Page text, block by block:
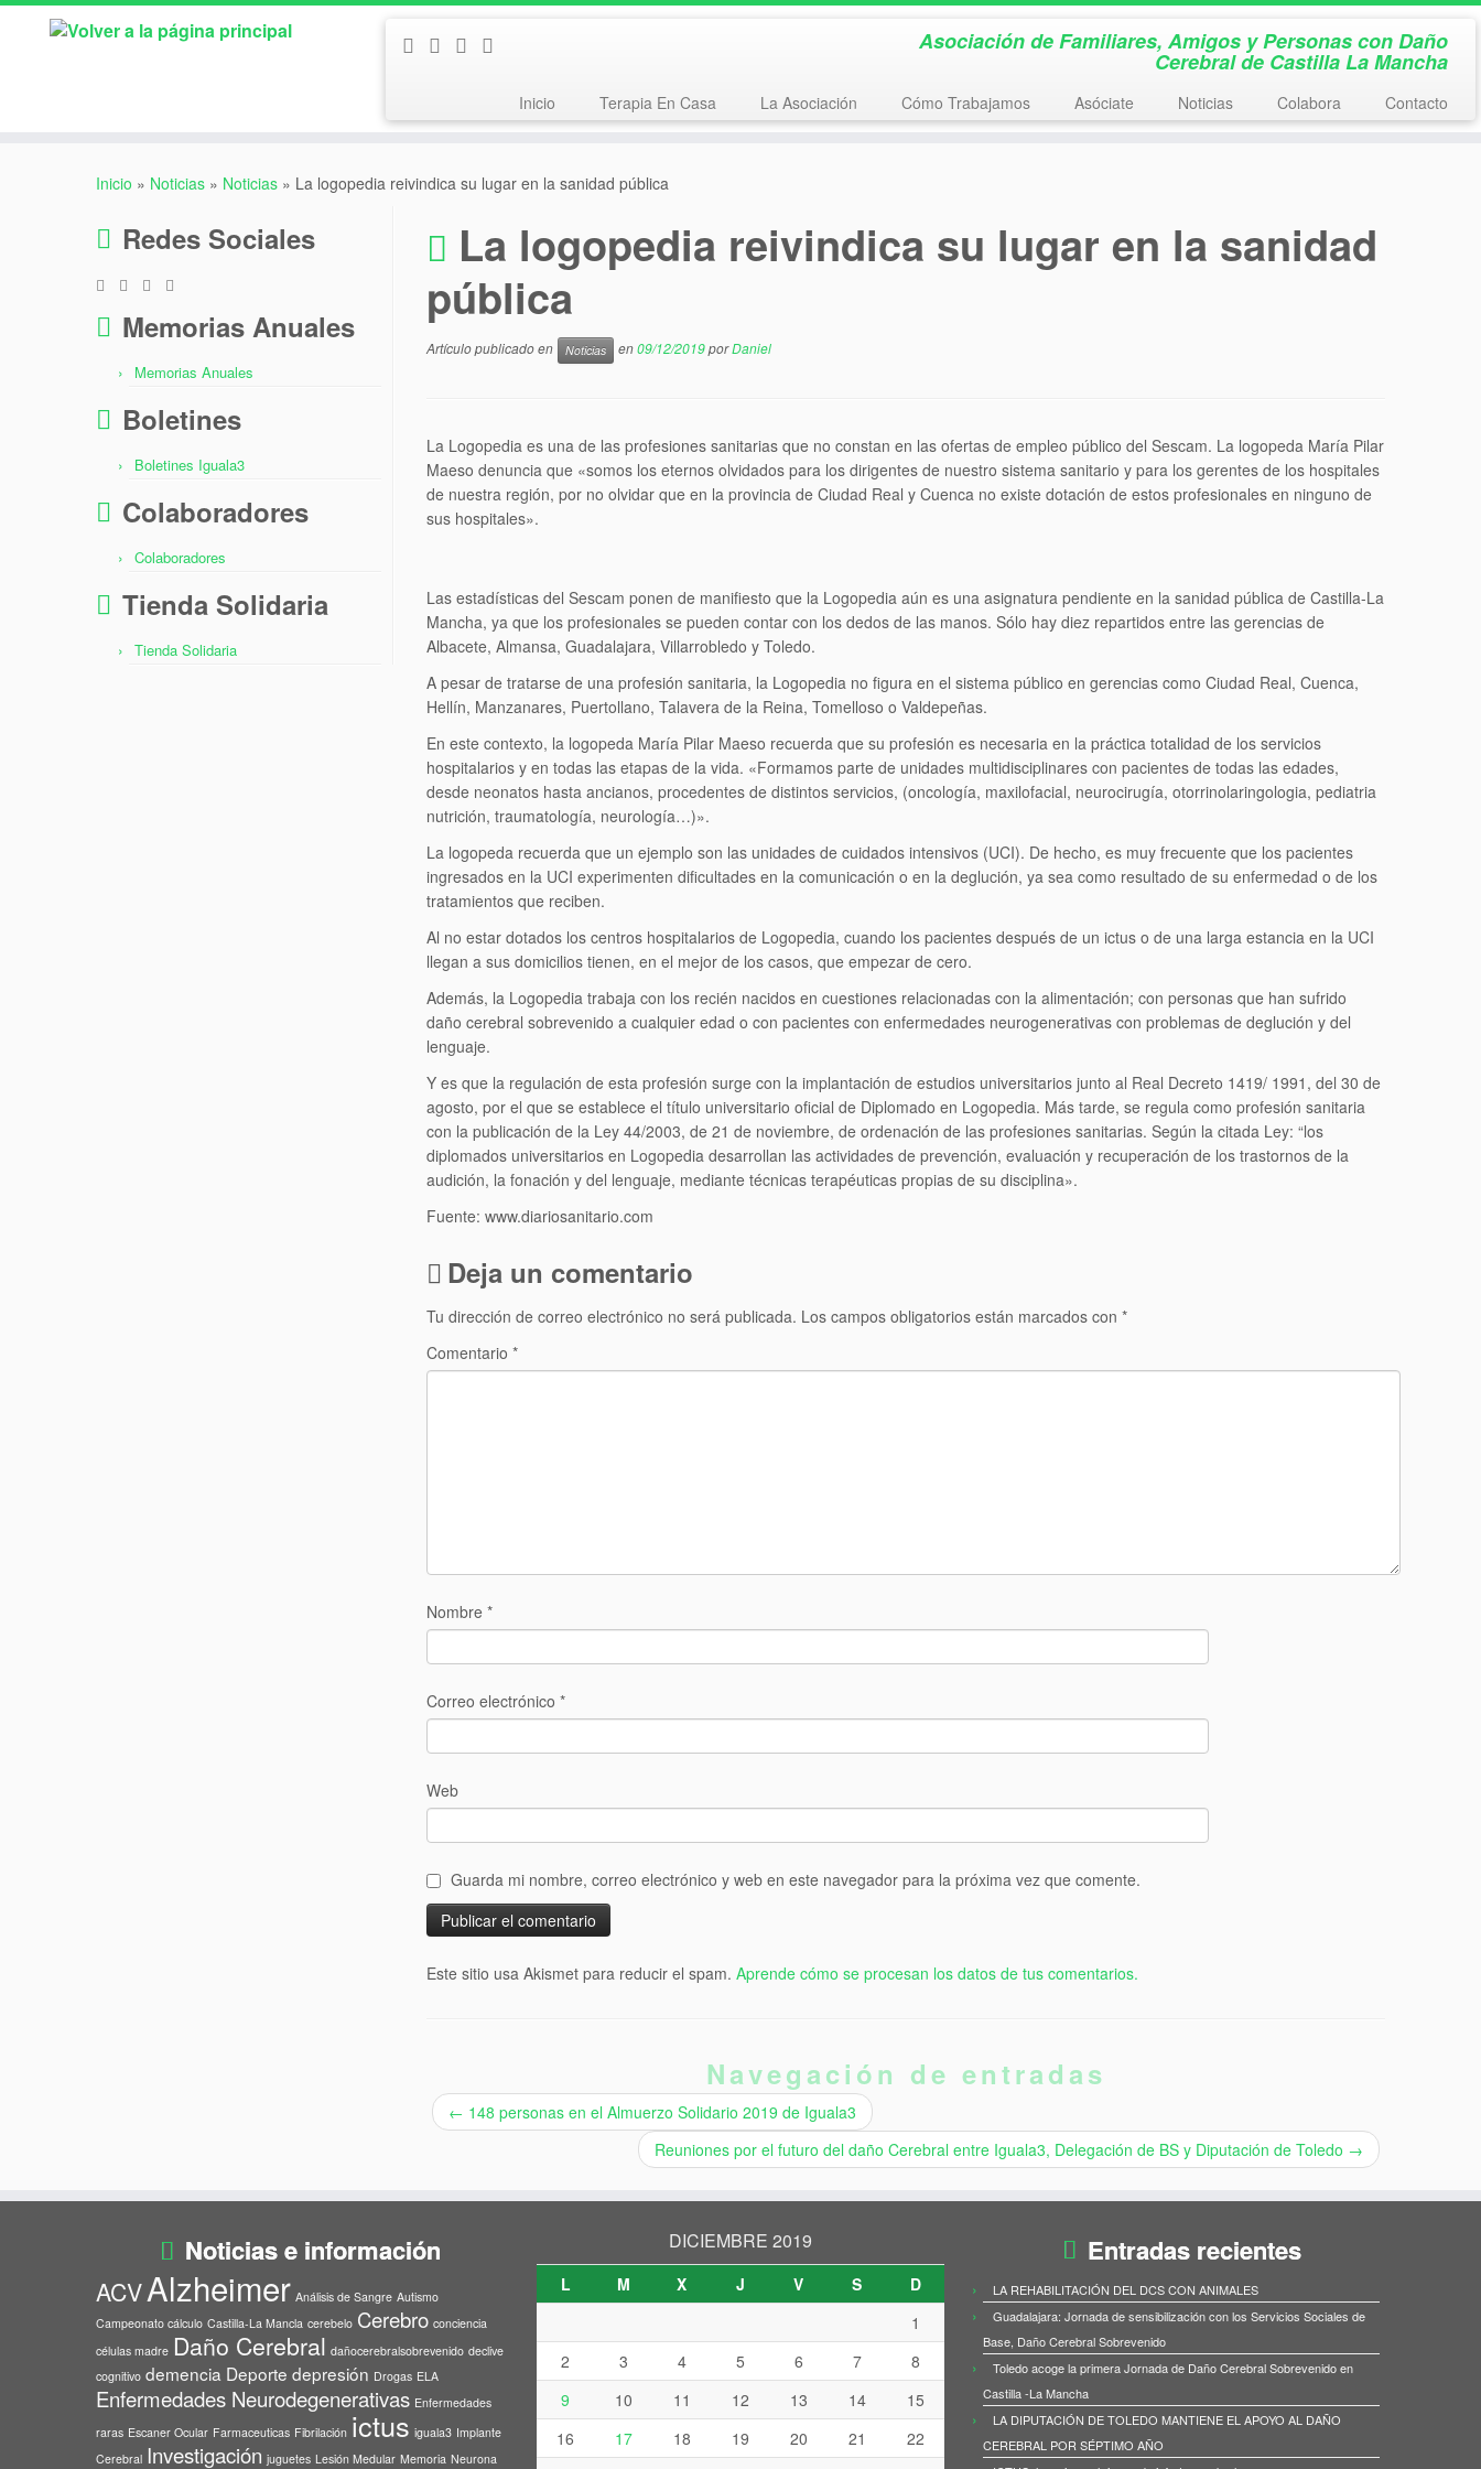
Asociación de Familiares, Amigos y Personas con Daño
Cerebral de Castilla La Mancha
Inicio Terapia En Casa La Asociación Cómo Trabajamos Asóciate Noticias Colabora Contacto
Inicio » Noticias » Noticias » La logopedia reivindica su lugar en la sanidad pública
Redes Sociales
Memorias Anuales
Memorias Anuales
Boletines
Boletines Iguala3
Colaboradores
Colaboradores
Tienda Solidaria
Tienda Solidaria
La logopedia reivindica su lugar en la sanidad
pública
Artículo publicado en Noticias en09/12/2019porDaniel
La Logopedia es una de las profesiones sanitarias que no constan en las ofertas de empleo público del Sescam. La logopeda María Pilar
Maeso denuncia que «somos los eternos olvidados para los dirigentes de nuestro sistema sanitario y para los gerentes de los hospitales
de nuestra región, por no olvidar que en la provincia de Ciudad Real y Cuenca no existe dotación de estos profesionales en ninguno de
sus hospitales».
Las estadísticas del Sescam ponen de manifiesto que la Logopedia aún es una asignatura pendiente en la sanidad pública de Castilla-La
Mancha, ya que los profesionales se pueden contar con los dedos de las manos. Sólo hay diez repartidos entre las gerencias de
Albacete, Almansa, Guadalajara, Villarrobledo y Toledo.
A pesar de tratarse de una profesión sanitaria, la Logopedia no figura en el sistema público en gerencias como Ciudad Real, Cuenca,
Hellín, Manzanares, Puertollano, Talavera de la Reina, Tomelloso o Valdepeñas.
En este contexto, la logopeda María Pilar Maeso recuerda que su profesión es necesaria en la práctica totalidad de los servicios
hospitalarios y en todas las etapas de la vida. «Formamos parte de unidades multidisciplinares con pacientes de todas las edades,
desde neonatos hasta ancianos, procedentes de distintos servicios, (oncología, maxilofacial, neurocirugía, otorrinolaringologia, pediatria
nutrición, traumatología, neurología…)».
La logopeda recuerda que un ejemplo son las unidades de cuidados intensivos (UCI). De hecho, es muy frecuente que los pacientes
ingresados en la UCI experimenten dificultades en la comunicación o en la deglución, ya sea como resultado de su enfermedad o de los
tratamientos que reciben.
Al no estar dotados los centros hospitalarios de Logopedia, cuando los pacientes después de un ictus o de una larga estancia en la UCI
llegan a sus domicilios tienen, en el mejor de los casos, que empezar de cero.
Además, la Logopedia trabaja con los recién nacidos en cuestiones relacionadas con la alimentación; con personas que han sufrido
daño cerebral sobrevenido a cualquier edad o con pacientes con enfermedades neurogenerativas con problemas de deglución y del
lenguaje.
Y es que la regulación de esta profesión surge con la implantación de estudios universitarios junto al Real Decreto 1419/ 1991, del 30 de
agosto, por el que se establece el título universitario oficial de Diplomado en Logopedia. Más tarde, se regula como profesión sanitaria
con la publicación de la Ley 44/2003, de 21 de noviembre, de ordenación de las profesiones sanitarias. Según la citada Ley: “los
diplomados universitarios en Logopedia desarrollan las actividades de prevención, evaluación y recuperación de los trastornos de la
audición, la fonación y del lenguaje, mediante técnicas terapéuticas propias de su disciplina».
Fuente: www.diariosanitario.com
Deja un comentario
Tu dirección de correo electrónico no será publicada. Los campos obligatorios están marcados con *
Comentario *
Nombre *
Correo electrónico *
Web
Guarda mi nombre, correo electrónico y web en este navegador para la próxima vez que comente.
Este sitio usa Akismet para reducir el spam. Aprende cómo se procesan los datos de tus comentarios.
Navegación de entradas
← 148 personas en el Almuerzo Solidario 2019 de Iguala3
Reuniones por el futuro del daño Cerebral entre Iguala3, Delegación de BS y Diputación de Toledo →
Noticias e información
ACVAlzheimer Análisis de Sangre Autismo
Campeonato cálculo Castilla-La Mancla cerebelo Cerebro conciencia
células madre Daño Cerebral dañocerebralsobrevenido declive
cognitivo demencia Deporte depresión Drogas ELA
Enfermedades Neurodegenerativas Enfermedades
raras Escaner Ocular Farmaceuticas Fibrilación ictus iguala3 Implante
Cerebral Investigación juguetes Lesión Medular Memoria Neurona
DICIEMBRE 2019
L M X J V S
D
1
2
3 4 5 6 7
8
9
10 11 12 13 14
15
16
17 18 19 20 21
22
Entradas recientes
LA REHABILITACIÓN DEL DCS CON ANIMALES
Guadalajara: Jornada de sensibilización con los Servicios Sociales de
Base, Daño Cerebral Sobrevenido
Toledo acoge la primera Jornada de Daño Cerebral Sobrevenido en
Castilla -La Mancha
LA DIPUTACIÓN DE TOLEDO MANTIENE EL APOYO AL DAÑO
CEREBRAL POR SÉPTIMO AÑO